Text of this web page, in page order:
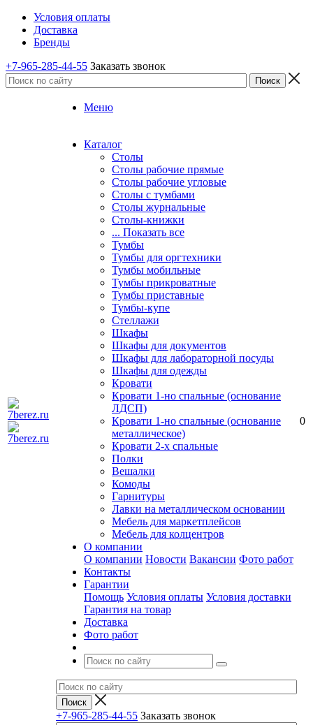
Условия оплаты
Доставка
Бренды
+7-965-285-44-55 Заказать звонок
Меню
Каталог
Столы
Столы рабочие прямые
Столы рабочие угловые
Столы с тумбами
Столы журнальные
Столы-книжки
... Показать все
Тумбы
Тумбы для оргтехники
Тумбы мобильные
Тумбы прикроватные
Тумбы приставные
Тумбы-купе
Стеллажи
Шкафы
Шкафы для документов
Шкафы для лабораторной посуды
Шкафы для одежды
Кровати
Кровати 1-но спальные (основание
ЛДСП)
Кровати 1-но спальные (основание
металлическое)
Кровати 2-х спальные
Полки
Вешалки
Комоды
Гарнитуры
Лавки на металлическом основании
Мебель для маркетплейсов
Мебель для колцентров
О компании
О компании Новости Вакансии Фото работ
Контакты
Гарантии
Помощь Условия оплаты Условия доставки
Гарантия на товар
Доставка
Фото работ
+7-965-285-44-55 Заказать звонок
0